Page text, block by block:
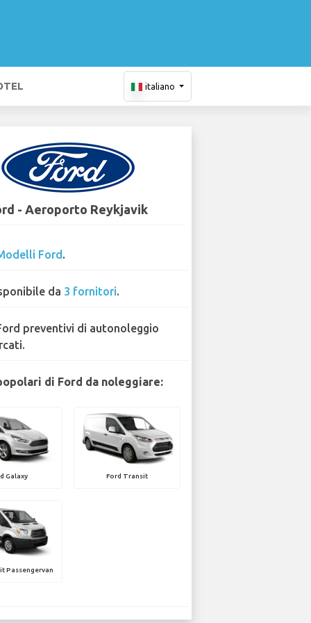
italiano
- Aeroporto Reykjavik
Ford.
da 3 fornitori.
preventivi di autonoleggio
di Ford da noleggiare:
Galaxy Ford Transit
Passengervan